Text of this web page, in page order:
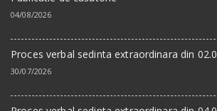
04/08/2026
Proces verbal sedinta extraordinara din
30/07/2026